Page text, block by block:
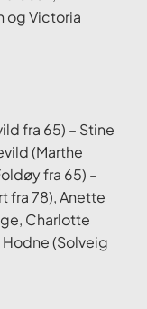
og Victoria
fra 65) – Stine
(Marthe
fra 65) –
fra 78), Anette
Charlotte
Hodne (Solveig